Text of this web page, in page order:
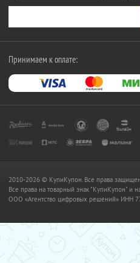
Принимаем к оплате:
2010-2026 © КупиКупон. Все права
Все права на товарный знак "КупиКупон" и
OOO «Агентство цифровых решений» ИНН